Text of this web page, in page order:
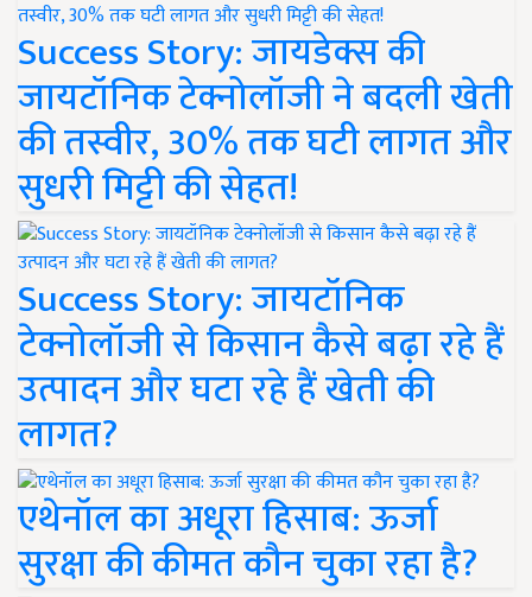
Success Story: जायडेक्स की
जायटॉनिक टेक्नोलॉजी ने बदली खेती
की तस्वीर, 30% तक घटी लागत और
सुधरी मिट्टी की सेहत!
Success Story: जायटॉनिक
टेक्नोलॉजी से किसान कैसे बढ़ा रहे हैं
उत्पादन और घटा रहे हैं खेती की
लागत?
एथेनॉल का अधूरा हिसाब: ऊर्जा
सुरक्षा की कीमत कौन चुका रहा है?